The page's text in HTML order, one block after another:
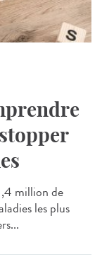
million de
les plus